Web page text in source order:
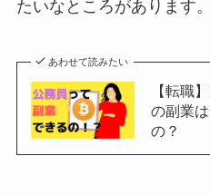
たいなところがあります。
あわせて読みたい
【転職
の副業
の？